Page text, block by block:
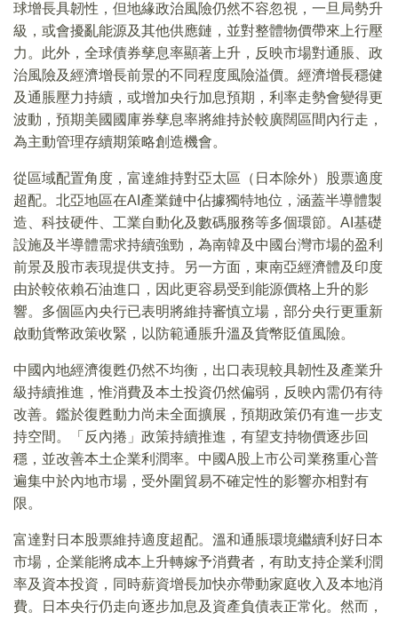
球增長具韌性，但地緣政治風險仍然不容忽視，一旦局勢升
級，或會擾亂能源及其他供應鏈，並對整體物價帶來上行壓
力。此外，全球債券孳息率顯著上升，反映市場對通脹、政
治風險及經濟增長前景的不同程度風險溢價。經濟增長穩健
及通脹壓力持續，或增加央行加息預期，利率走勢會變得更
波動，預期美國國庫券孳息率將維持於較廣闊區間內行走，
為主動管理存續期策略創造機會。
從區域配置角度，富達維持對亞太區（日本除外）股票適度
超配。北亞地區在AI產業鏈中佔據獨特地位，涵蓋半導體製
造、科技硬件、工業自動化及數碼服務等多個環節。AI基礎
設施及半導體需求持續強勁，為南韓及中國台灣市場的盈利
前景及股市表現提供支持。另一方面，東南亞經濟體及印度
由於較依賴石油進口，因此更容易受到能源價格上升的影
響。多個區內央行已表明將維持審慎立場，部分央行更重新
啟動貨幣政策收緊，以防範通脹升溫及貨幣貶值風險。
中國內地經濟復甦仍然不均衡，出口表現較具韌性及產業升
級持續推進，惟消費及本土投資仍然偏弱，反映內需仍有待
改善。鑑於復甦動力尚未全面擴展，預期政策仍有進一步支
持空間。「反內捲」政策持續推進，有望支持物價逐步回
穩，並改善本土企業利潤率。中國A股上市公司業務重心普
遍集中於內地市場，受外圍貿易不確定性的影響亦相對有
限。
富達對日本股票維持適度超配。溫和通脹環境繼續利好日本
市場，企業能將成本上升轉嫁予消費者，有助支持企業利潤
率及資本投資，同時薪資增長加快亦帶動家庭收入及本地消
費。日本央行仍走向逐步加息及資產負債表正常化。然而，